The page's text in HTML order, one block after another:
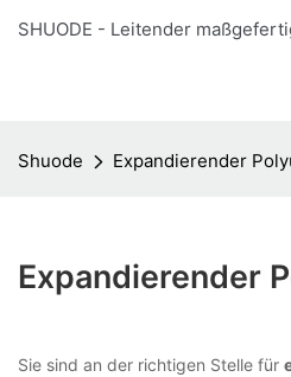
SHUODE - Leitender
Shuode Expandierender
Expandierender
Sie sind an der richtigen Stelle für